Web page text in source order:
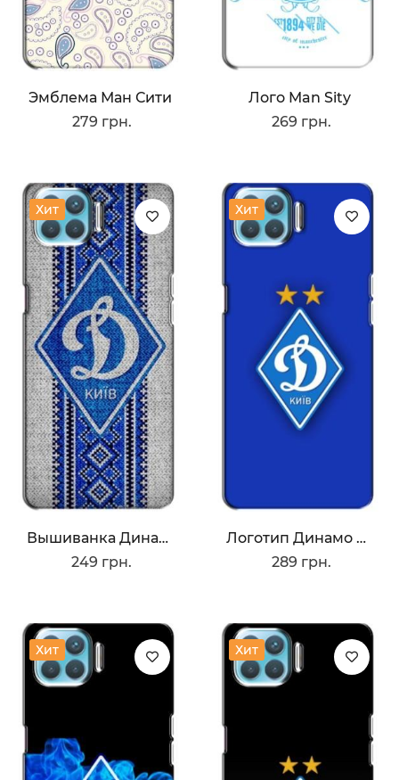
Эмблема Ман Сити
279 грн.
Лого Man Sity
269 грн.
Хит
Вышиванка Динамо
249 грн.
Хит
Логотип Динамо Киев
289 грн.
Хит Хит